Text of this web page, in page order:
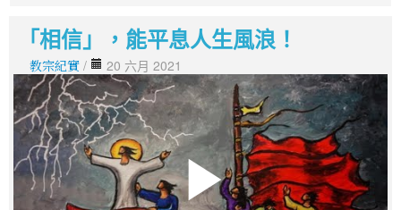
「相信」，能平息人生風浪！
教宗紀實 / 20 六月 2021